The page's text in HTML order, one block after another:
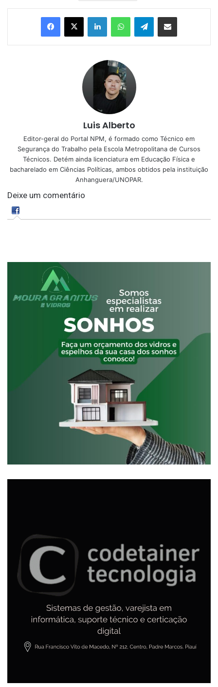
Telegram
Luis Alberto
Editor-geral do Portal NPM, é formado como Técnico em
Segurança do Trabalho pela Escola Metropolitana de Cursos
Técnicos. Detém ainda licenciatura em Educação Física e
bacharelado em Ciências Políticas, ambos obtidos pela instituição
Anhanguera/UNOPAR.
Deixe um comentário